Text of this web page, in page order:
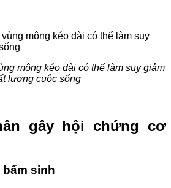
mông kéo dài có thể làm suy giảm
lượng cuộc sống
gây hội chứng cơ
bẩm sinh